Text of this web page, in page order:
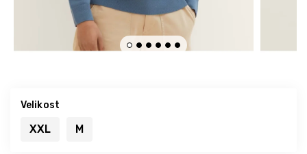
Velikost
XXL M